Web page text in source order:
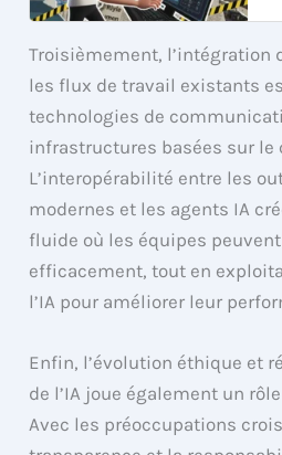
Troisièmement, l’intégration
les flux de travail existants
technologies de
infrastructures basées sur le
L’interopérabilité entre les
modernes et les agents IA
fluide où les équipes
efficacement, tout en
l’IA pour améliorer leur
Enfin, l’évolution éthique et
de l’IA joue également un
Avec les préoccupations